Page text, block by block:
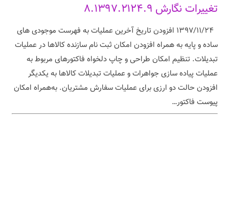
تغییرات نگارش ۸.۱۳۹۷.۲۱۲۴.۹
۱۳۹۷/۱۱/۲۴ افزودن تاریخ آخرین عملیات به فهرست موجودی های
ساده و پایه به همراه افزودن امکان ثبت نام سازنده کالاها در عملیات
تبدیلات. تنظیم امکان طراحی و چاپ دلخواه فاکتورهای مربوط به
عملیات پیاده سازی جواهرات و عملیات تبدیلات کالاها به یکدیگر
افزودن حالت دو ارزی برای عملیات سفارش مشتریان. به‌همراه امکان
پیوست فاکتور…